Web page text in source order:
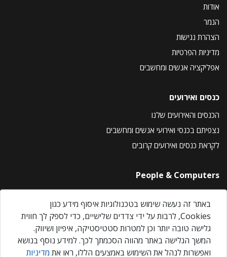
אודות
הנמר
הצהרת נגישות
מדיניות הפרטיות
אפליקציה אנשים ומחשבים
כנסים ואירועים
הכנסים והאירועים שלנו
נצפיתם בכנסי ואירועי אנשים ומחשבים
לקראת כנסים ואירועים קרובים
People & Computers
About Us
Privacy Policy
Contact Us
Our Events
באתר זה נעשה שימוש בטכנולוגיות איסוף מידע כגון
Cookies, לרבות על ידי צדדים שלישיים, כדי לספק לך חווית
גלישה טובה יותר וכן למטרות סטטיסטיקה, איפיון ושיווק.
המשך הגלישה באתר מהווה הסכמתך לכך. למידע נוסף בנושא
ואפשרות לנהל את השימוש באמצעים הללו, ראו את מדיניות